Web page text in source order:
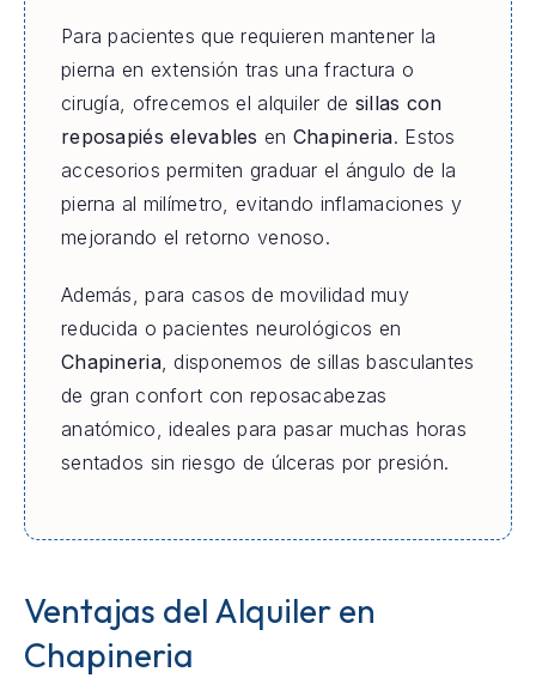
Para pacientes que requieren mantener la
pierna en extensión tras una fractura o
cirugía, ofrecemos el alquiler de sillas con
reposapiés elevables en Chapineria. Estos
accesorios permiten graduar el ángulo de la
pierna al milímetro, evitando inflamaciones y
mejorando el retorno venoso.
Además, para casos de movilidad muy
reducida o pacientes neurológicos en
Chapineria, disponemos de sillas basculantes
de gran confort con reposacabezas
anatómico, ideales para pasar muchas horas
sentados sin riesgo de úlceras por presión.
Ventajas del Alquiler en
Chapineria